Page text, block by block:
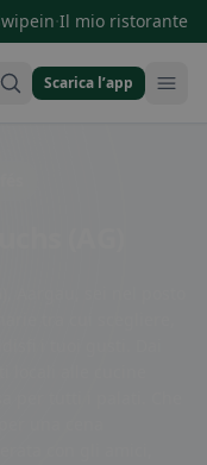
·Il mio ristorante
Scarica l’app